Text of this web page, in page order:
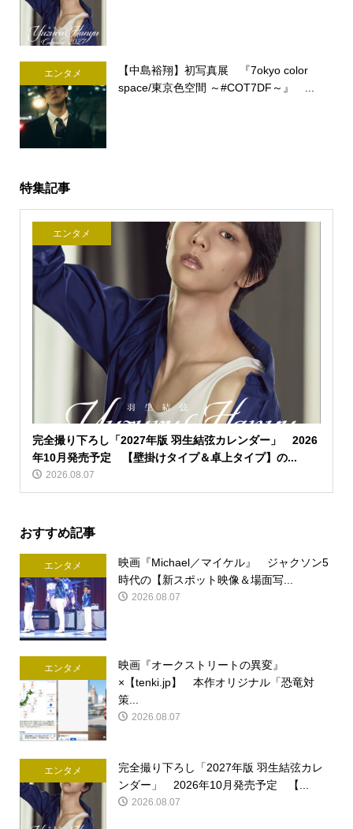
エンタメ
【中島裕翔】初写真展 『7okyo color
space/東京色空間 ～#COT7DF～』 ...
特集記事
エンタメ
完全撮り下ろし「2027年版 羽生結弦カレンダー」 2026
年10月発売予定 【壁掛けタイプ＆卓上タイプ】の...
2026.08.07
おすすめ記事
エンタメ
映画『Michael／マイケル』 ジャクソン5
時代の【新スポット映像＆場面写...
2026.08.07
エンタメ
映画『オークストリートの異変』
×【tenki.jp】 本作オリジナル「恐竜対
策...
2026.08.07
エンタメ
完全撮り下ろし「2027年版 羽生結弦カレ
ンダー」 2026年10月発売予定 【...
2026.08.07